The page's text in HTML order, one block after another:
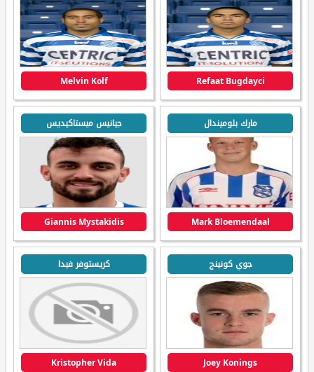
Refaat Bugdayci
Melvin Kolf
مارك بلوميندال
Mark Bloemendaal
جيانيس ميستاكيديس
Giannis Mystakidis
جوي كونينج
Joey Konings
كريستوفر فيدا
Kristopher Vida